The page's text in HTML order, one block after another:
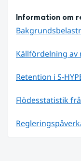
Information om
Källfördelning av
Retention i S-
Flödesstatistik